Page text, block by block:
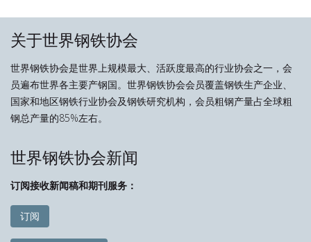
关于世界钢铁协会
世界钢铁协会是世界上规模最大、活跃度最高的行业协会之一，会
员遍布世界各主要产钢国。世界钢铁协会会员覆盖钢铁生产企业、
国家和地区钢铁行业协会及钢铁研究机构，会员粗钢产量占全球粗
钢总产量的85%左右。
世界钢铁协会新闻
订阅接收新闻稿和期刊服务：
订阅